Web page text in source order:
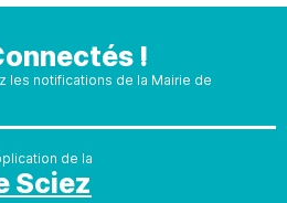
!
les notifications de la Mairie de
de la
Sciez